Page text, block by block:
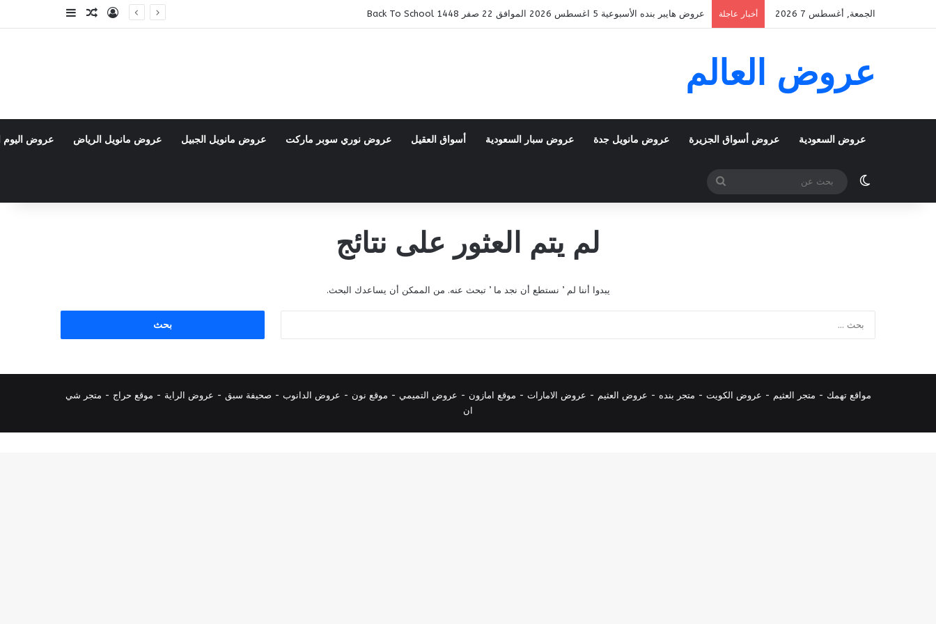
الجمعة, أغسطس 7 2026 أخبار عاجلة عروض هايبر بنده الأسبوعية 5 اغسطس 2026 الموافق 22 صفر 1448 Back To School تسجيل الدخول
مقال عشوائي
إضافة عمود
عروض العالم
عروض السعودية عروض أسواق الجزيرة عروض مانويل جدة عروض سبار السعودية أسواق العقيل عروض نوري سوبر ماركت عروض مانويل الجبيل عروض مانويل الرياض عروض اليوم
الوضع المظلم
بحث
عن
لم يتم العثور على نتائج
يبدوا أننا لم ’ نستطع أن نجد ما ’ تبحث عنه. من الممكن أن يساعدك البحث.
مواقع تهمك - متجر العثيم - عروض الكويت - متجر بنده - عروض العثيم - عروض الامارات - موقع امازون - عروض التميمي - موقع نون - عروض الدانوب - صحيفة سبق - عروض الراية - موقع حراج - متجر شي
ان